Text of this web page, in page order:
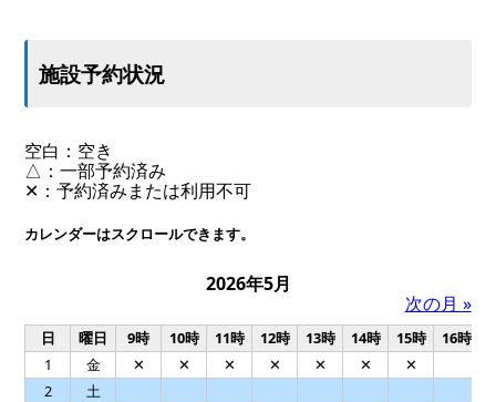
施設予約状況
空白：空き
△：一部予約済み
✕：予約済みまたは利用不可
カレンダーはスクロールできます。
2026年5月
次の月 »
日 曜日 9時 10時 11時 12時 13時 14時 15時 16時
1
金 ✕ ✕ ✕ ✕ ✕ ✕
✕
2
土